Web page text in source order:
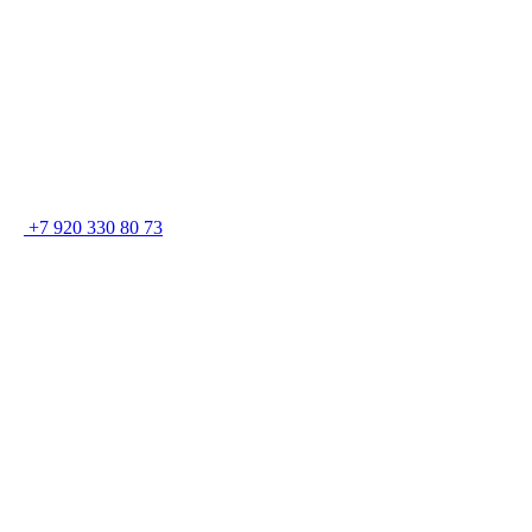
+7 920 330 80 73